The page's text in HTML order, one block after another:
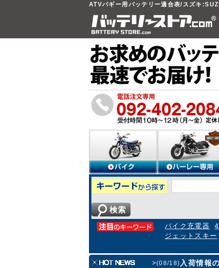
ATVバギー用バッテリー適合表/スズキ
検索
バイク充電器
ジェットスキー
>(08/18) 入荷情報